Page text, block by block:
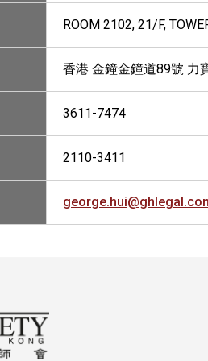
ROOM 2102, 21/F,
香港 金鐘金鐘道89號 力
3611-7474
2110-3411